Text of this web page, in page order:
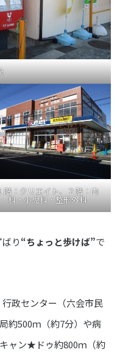
階：クリエイト、２階：内
科・小児科・整形外科
り“ちょっと歩けば”で
政センター（六会市民
約500ｍ（約7分）や病
ャン★ドゥ約800ｍ（約